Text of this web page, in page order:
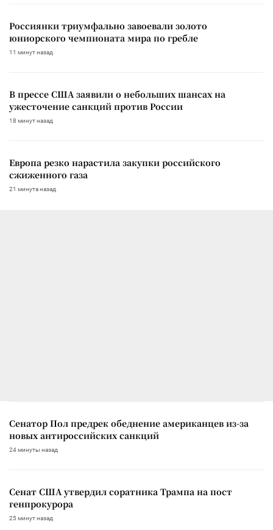
Россиянки триумфально завоевали золото
юниорского чемпионата мира по гребле
11 минут назад
В прессе США заявили о небольших шансах на
ужесточение санкций против России
18 минут назад
Европа резко нарастила закупки российского
сжиженного газа
21 минута назад
Сенатор Пол предрек обеднение американцев из-за
новых антироссийских санкций
24 минуты назад
Сенат США утвердил соратника Трампа на пост
генпрокурора
25 минут назад